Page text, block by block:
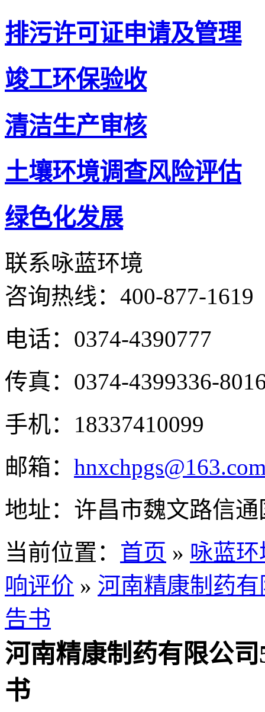
排污许可证申请及管理
竣工环保验收
清洁生产审核
土壤环境调查风险评估
绿色化发展
联系咏蓝环境
咨询热线： 400-877-1619
电话：0374-4390777
传真：0374-4399336-
手机：18337410099
邮箱：
地址：许昌市魏文路信
当前位置： 首页 » 咏蓝
响评价 » 河南精康制药
告书
河南精康制药有限公
书